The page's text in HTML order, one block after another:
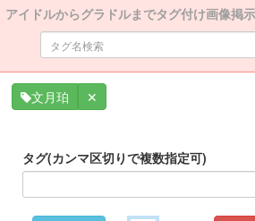
アイドルからグラドルまでタグ付け画像掲
文月珀 ✕
タグ(カンマ区切りで複数指定可)